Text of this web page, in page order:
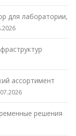
для лаборатории,
ассортимент
решения